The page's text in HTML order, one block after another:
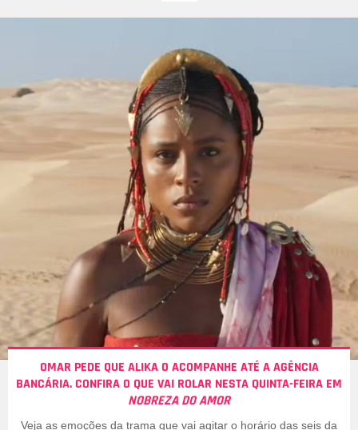
OMAR PEDE QUE ALIKA O ACOMPANHE ATÉ A AGÊNCIA
BANCÁRIA. CONFIRA O QUE VAI ROLAR NESTA QUINTA-FEIRA EM
NOBREZA DO AMOR
Veja as emoções da trama que vai agitar o horário das seis da